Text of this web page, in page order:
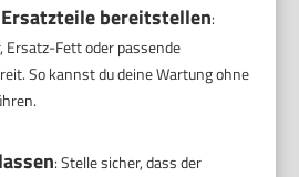
bereitstellen:
Ersatz-Fett oder passende
So kannst du deine Wartung ohne
: Stelle sicher, dass der